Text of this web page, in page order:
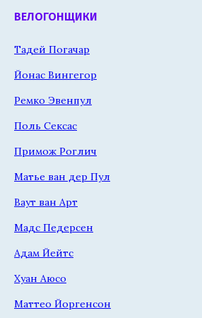
ВЕЛОГОНЩИКИ
Тадей Погачар
Йонас Вингегор
Ремко Эвенпул
Поль Сексас
Примож Роглич
Матье ван дер Пул
Ваут ван Арт
Мадс Педерсен
Адам Йейтс
Хуан Аюсо
Маттео Йоргенсон